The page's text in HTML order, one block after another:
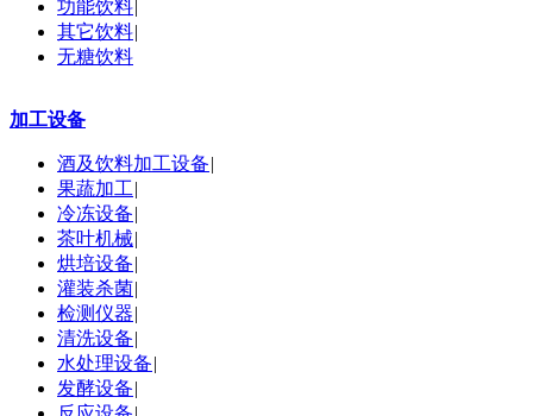
功能饮料
其它饮料|
无糖饮料
加工设备
酒及饮料加工设备|
果蔬加工|
冷冻设备|
茶叶机械|
烘培设备|
灌装杀菌|
检测仪器|
清洗设备|
水处理设备|
发酵设备|